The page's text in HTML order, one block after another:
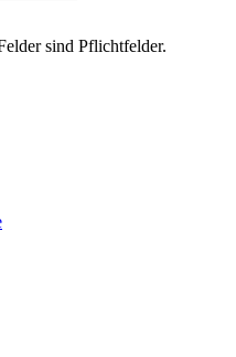
sind Pflichtfelder.